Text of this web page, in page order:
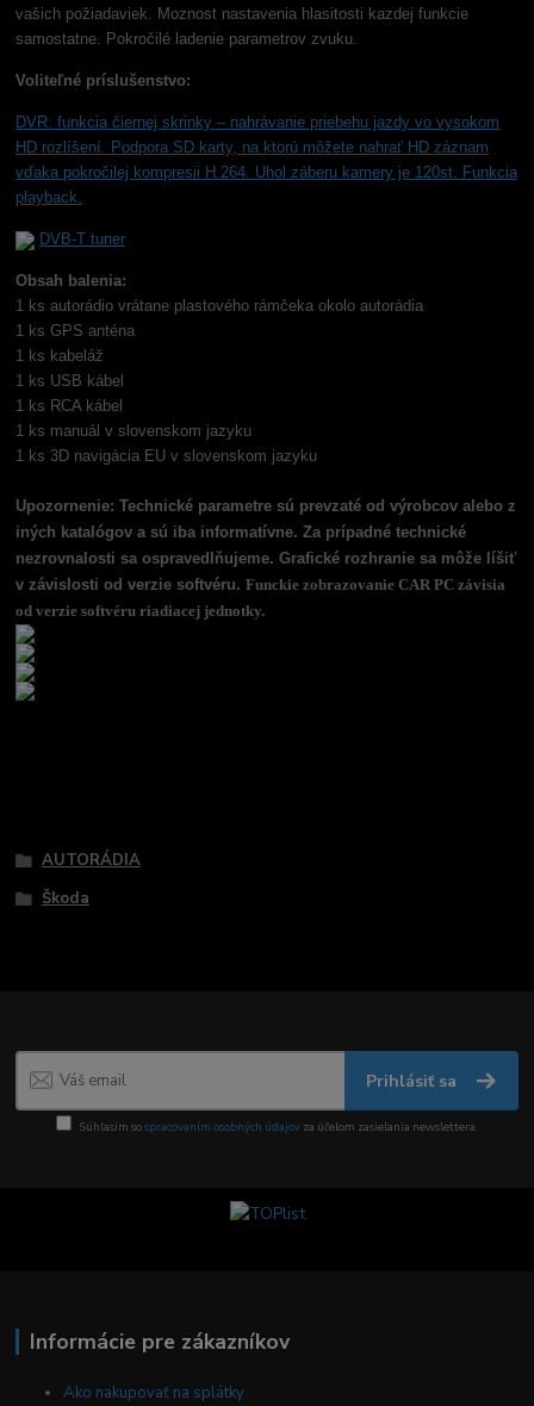
vašich požiadaviek. Moznost nastavenia hlasitosti kazdej funkcie
samostatne. Pokročilé ladenie parametrov zvuku.
Voliteľné príslušenstvo:
DVR: funkcia čiernej skrinky – nahrávanie priebehu jazdy vo vysokom
HD rozlíšení. Podpora SD karty, na ktorú môžete nahrať HD záznam
vďaka pokročilej kompresii H.264. Uhol záberu kamery je 120st. Funkcia
playback.
DVB-T tuner
Obsah balenia:
1 ks autorádio vrátane plastového rámčeka okolo autorádia
1 ks GPS anténa
1 ks kabeláž
1 ks USB kábel
1 ks RCA kábel
1 ks manuál v slovenskom jazyku
1 ks 3D navigácia EU v slovenskom jazyku
Upozornenie: Technické parametre sú prevzaté od výrobcov alebo z
iných katalógov a sú iba informatívne. Za prípadné technické
nezrovnalosti sa ospravedlňujeme. Grafické rozhranie sa môže líšiť
v závislosti od verzie softvéru.Funckie zobrazovanie CAR PC závisia
od verzie softvéru riadiacej jednotky.
AUTORÁDIA
Škoda
Prihlásiť sa
Súhlasím sospracovaním osobných údajov za účelom zasielania newslettera.
Informácie pre zákazníkov
Ako nakupovať na splátky